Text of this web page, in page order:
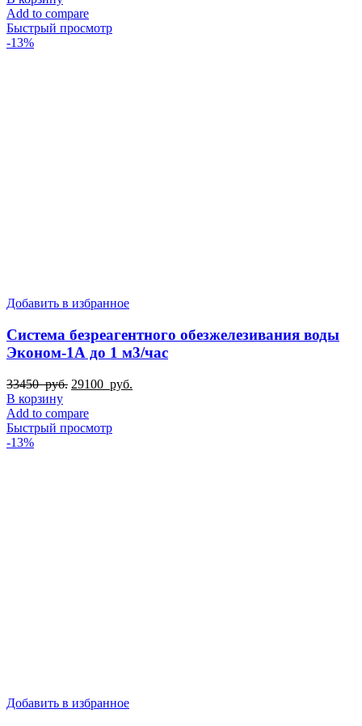
составляла
69115
Add to compare
Быстрый просмотр
-13%
Добавить в избранное
Система безреагентного обезжелезивания воды
Эконом-1А до 1 м3/час
33450руб. Первоначальная
составляла
33450
29100 руб.
В корзину
Add to compare
Быстрый просмотр
-13%
Добавить в избранное